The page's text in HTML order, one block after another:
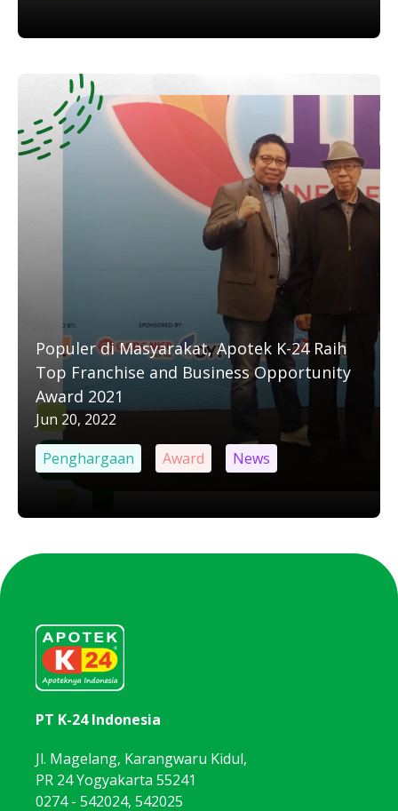
Populer di Masyarakat, Apotek K-24 Raih
Top Franchise and Business Opportunity
Award 2021
Jun 20, 2022
Penghargaan
Award News
PT K-24 Indonesia
Jl. Magelang, Karangwaru Kidul,
PR 24 Yogyakarta 55241
0274 - 542024, 542025